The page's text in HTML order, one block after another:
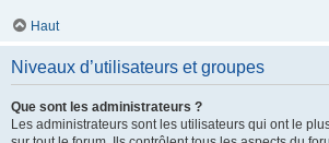
Haut
Niveaux d’utilisateurs et groupes
Que sont les administrateurs ?
Les administrateurs sont les utilisateurs qui ont le